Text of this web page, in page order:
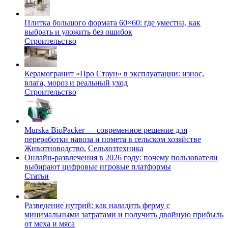
Плитка большого формата 60×60: где уместна, как
выбрать и уложить без ошибок
Строительство
Керамогранит «Про Стоун» в эксплуатации: износ,
влага, мороз и реальный уход
Строительство
Murska BioPacker — современное решение для
переработки навоза и помета в сельском хозяйстве
Животноводство, Сельхозтехника
Онлайн-развлечения в 2026 году: почему пользователи
выбирают цифровые игровые платформы
Статьи
Разведение нутрий: как наладить ферму с
минимальными затратами и получить двойную прибыль
от меха и мяса